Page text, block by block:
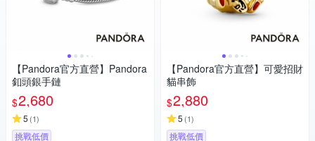
【Pandora官方直營】Pandora
釦頭銀手鏈
$2,680
5 (1)
挑戰低價
【Pandora官方直營】可愛招財
貓串飾
$2,880
5 (1)
挑戰低價